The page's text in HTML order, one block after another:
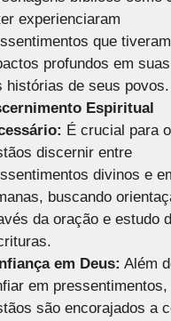
experienciaram
que tiveram
profundos em
histórias de seus povos.
Espiritual
É crucial para
discernir entre
divinos e
buscando
da oração e estudo
em Deus: Além
em pressentimentos,
são encorajados a